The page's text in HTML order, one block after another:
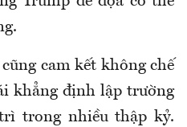
cam kết không chế
khẳng định lập trường
trong nhiều thập kỷ.